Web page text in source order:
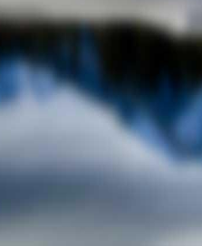
du
Canada